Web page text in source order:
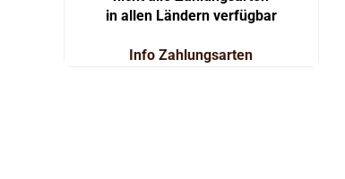
in allen Ländern verfügbar
Info Zahlungsarten